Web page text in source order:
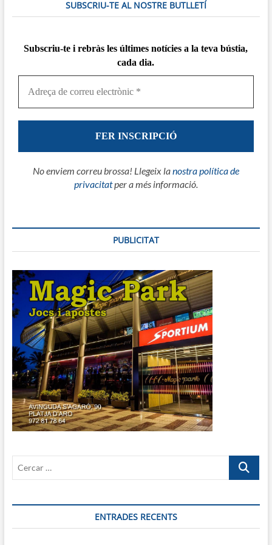
SUBSCRIU-TE AL NOSTRE BUTLLETÍ
Subscriu-te i rebràs lesúltimes notícies a la teva bústia,
cada dia.
No enviem correu brossa! Llegeix lanostra política de
privacitatper a més informació.
PUBLICITAT
Cercar
ENTRADES RECENTS